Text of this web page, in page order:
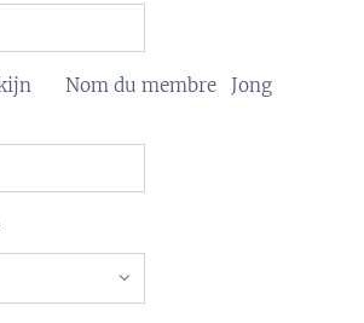
Nom du membre Jong